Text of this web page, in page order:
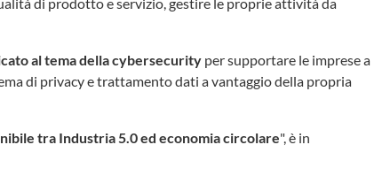
al tema della cybersecurity per supportare le imprese a
di privacy e trattamento dati a vantaggio della propria
tra Industria 5.0 ed economia circolare", è in